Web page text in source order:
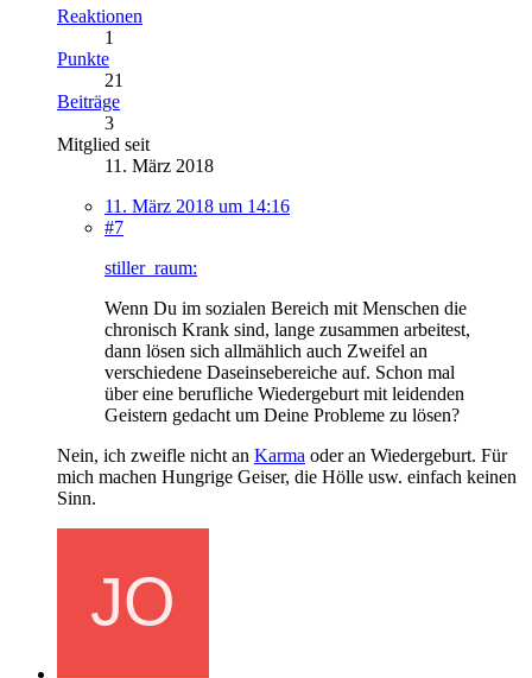
Reaktionen
1
Punkte
21
Beiträge
3
Mitglied seit
11. März 2018
11. März 2018 um 14:16
#7
stiller_raum:
Wenn Du im sozialen Bereich mit Menschen die
chronisch Krank sind, lange zusammen arbeitest,
dann lösen sich allmählich auch Zweifel an
verschiedene Daseinsebereiche auf. Schon mal
über eine berufliche Wiedergeburt mit leidenden
Geistern gedacht um Deine Probleme zu lösen?
Nein, ich zweifle nicht an Karma oder an Wiedergeburt. Für
mich machen Hungrige Geiser, die Hölle usw. einfach keinen
Sinn.